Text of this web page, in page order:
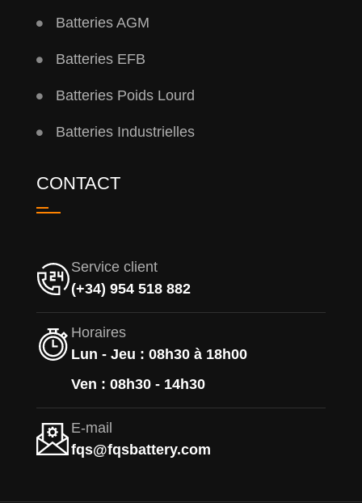
Batteries AGM
Batteries EFB
Batteries Poids Lourd
Batteries Industrielles
CONTACT
Service client
(+34) 954 518 882
Horaires
Lun - Jeu : 08h30 à 18h00
Ven : 08h30 - 14h30
E-mail
fqs@fqsbattery.com